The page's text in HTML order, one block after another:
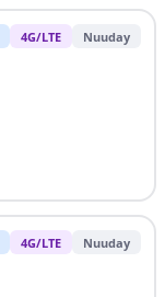
4G/LTE Nuuday
4G/LTE Nuuday